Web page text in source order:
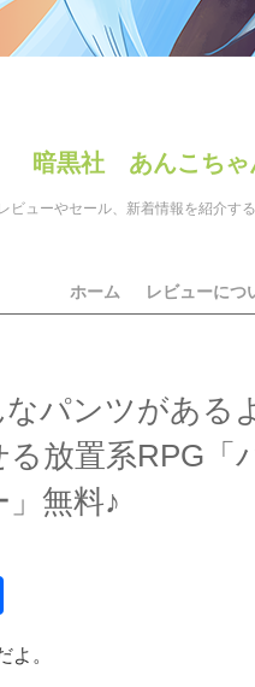
暗黒社 あんこちゃ
ビューやセール、新着情報を紹介す
ホーム レビューにつ
パンツがある
放置系RPG「
無料♪
よ。